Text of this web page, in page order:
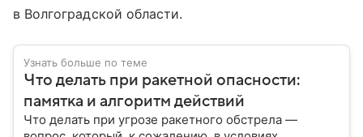
в Волгоградской области.
Узнать больше по теме
Что делать при ракетной опасности:
памятка и алгоритм действий
Что делать при угрозе ракетного обстрела —